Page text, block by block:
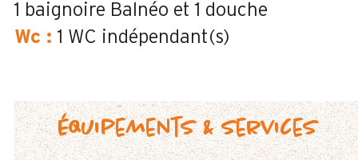
1 baignoire Balnéo et 1 douche
Wc : 1 WC indépendant(s)
Équipements & services